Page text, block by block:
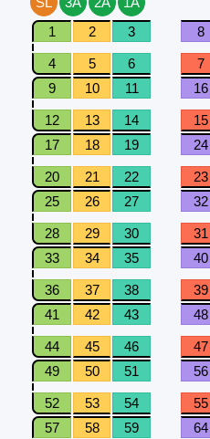
1
2 3 8
4 5 6
7
9
10 11 16
12 13 14
15
17
18 19 24
20 21 22
23
25
26 27 32
28 29 30
31
33
34 35 40
36 37 38
39
41
42 43 48
44 45 46
47
49
50 51 56
52 53 54
55
57
58 59 64